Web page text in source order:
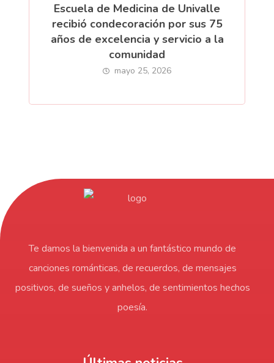
Escuela de Medicina de Univalle
recibió condecoración por sus 75
años de excelencia y servicio a la
comunidad
mayo 25, 2026
Te damos la bienvenida a un fantástico mundo de
canciones románticas, de recuerdos, de mensajes
positivos, de sueños y anhelos, de sentimientos hechos
poesía.